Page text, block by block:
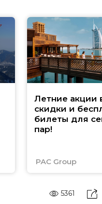
Летние акции
скидки и
билеты для
пар!
PAC Group
5361